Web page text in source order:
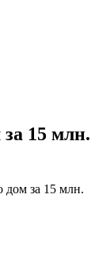
15 млн.
дом за 15 млн.